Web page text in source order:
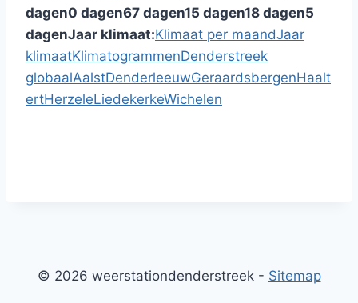
dagen0 dagen67 dagen15 dagen18 dagen5
dagenJaar klimaat:Klimaat per maandJaar
klimaatKlimatogrammenDenderstreek
globaalAalstDenderleeuwGeraardsbergenHaalt
ertHerzeleLiedekerkeWichelen
© 2026 weerstationdenderstreek - Sitemap